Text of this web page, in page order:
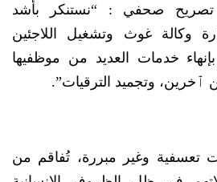
تصريح صحفي : “نستنكر بأشد
وكالة غوث وتشغيل اللاجئين
بإنهاء خدمات العديد من موظفيها
وتجميد الترقيات”.
تعسفية وغير مبررة، تُفاقم من